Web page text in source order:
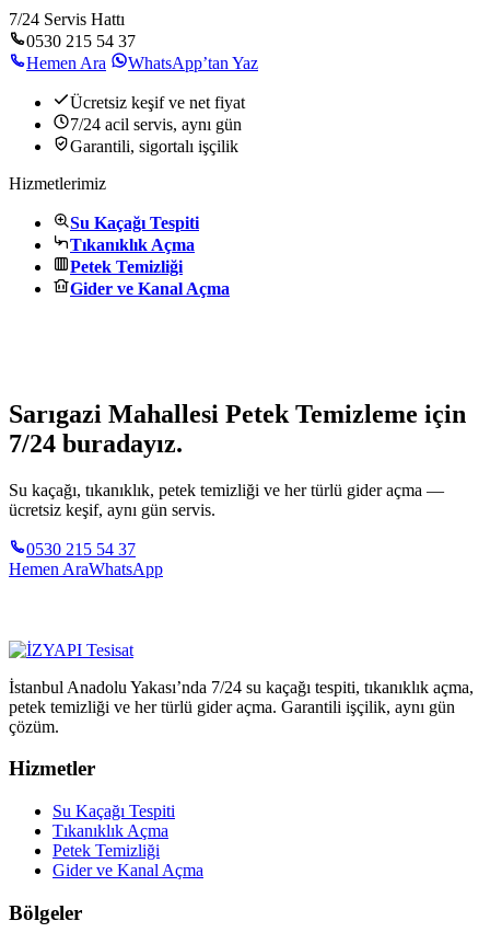
7/24 Servis Hattı
0530 215 54 37
Hemen Ara
WhatsApp’tan Yaz
Ücretsiz keşif ve net fiyat
7/24 acil servis, aynı gün
Garantili, sigortalı işçilik
Hizmetlerimiz
Su Kaçağı Tespiti
Tıkanıklık Açma
Petek Temizliği
Gider ve Kanal Açma
Sarıgazi Mahallesi Petek Temizleme için
7/24 buradayız.
Su kaçağı, tıkanıklık, petek temizliği ve her türlü gider açma —
ücretsiz keşif, aynı gün servis.
0530 215 54 37
Hemen AraWhatsApp
İstanbul Anadolu Yakası’nda 7/24 su kaçağı tespiti, tıkanıklık açma,
petek temizliği ve her türlü gider açma. Garantili işçilik, aynı gün
çözüm.
Hizmetler
Su Kaçağı Tespiti
Tıkanıklık Açma
Petek Temizliği
Gider ve Kanal Açma
Bölgeler